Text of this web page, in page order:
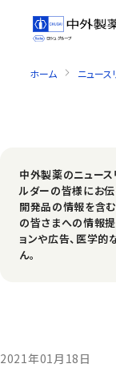
ホーム ニュース
中外製薬のニュー
ルダーの皆様にお
開発品の情報を含
の皆さまへの情報
ョンや広告、医学的
ん。
2021年01月18日